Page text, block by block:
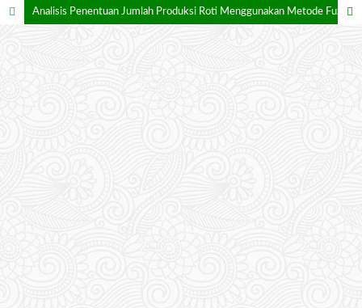
Analisis Penentuan Jumlah Produksi Roti Menggunakan Metode Fuzzy Tsukamoto